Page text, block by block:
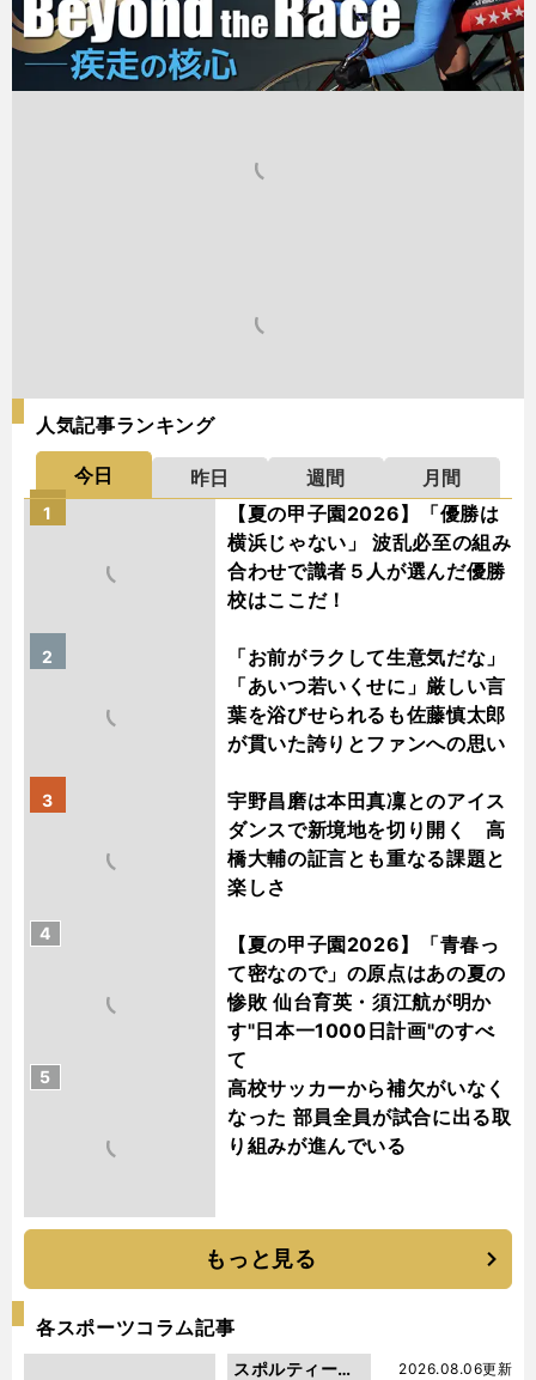
人気記事ランキング
今日 昨日 週間
月間
【夏の甲子園2026】「優勝は
横浜じゃない」 波乱必至の組み
合わせで識者５人が選んだ優勝
校はここだ！
1
「お前がラクして生意気だな」
「あいつ若いくせに」厳しい言
葉を浴びせられるも佐藤慎太郎
が貫いた誇りとファンへの思い
2
宇野昌磨は本田真凜とのアイス
ダンスで新境地を切り開く 高
橋大輔の証言とも重なる課題と
楽しさ
3
【夏の甲子園2026】「青春っ
て密なので」の原点はあの夏の
惨敗 仙台育英・須江航が明か
す"日本一1000日計画"のすべ
て
4
高校サッカーから補欠がいなく
なった 部員全員が試合に出る取
り組みが進んでいる
5
もっと見る
各スポーツコラム記事
2026.08.06更新
スポルティーバ